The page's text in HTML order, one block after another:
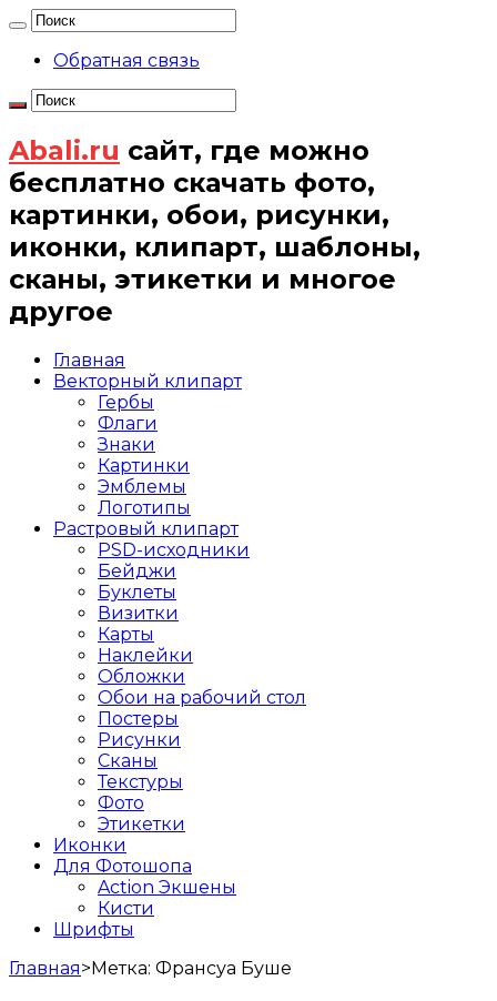
Обратная связь
Abali.ru сайт, где можно
бесплатно скачать фото,
картинки, обои, рисунки,
иконки, клипарт, шаблоны,
сканы, этикетки и многое
другое
Главная
Векторный клипарт
Гербы
Флаги
Знаки
Картинки
Эмблемы
Логотипы
Растровый клипарт
PSD-исходники
Бейджи
Буклеты
Визитки
Карты
Наклейки
Обложки
Обои на рабочий стол
Постеры
Рисунки
Сканы
Текстуры
Фото
Этикетки
Иконки
Для Фотошопа
Action Экшены
Кисти
Шрифты
Главная>Метка: Франсуа Буше